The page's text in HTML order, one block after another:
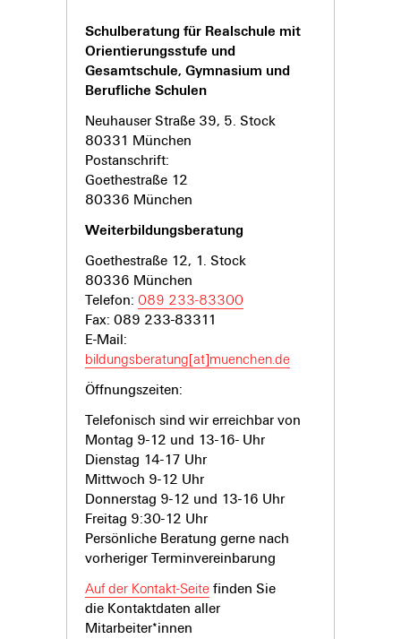
Schulberatung für Realschule mit
Orientierungsstufe und
Gesamtschule, Gymnasium und
Berufliche Schulen
Neuhauser Straße 39, 5. Stock
80331 München
Postanschrift:
Goethestraße 12
80336 München
Weiterbildungsberatung
Goethestraße 12, 1. Stock
80336 München
Telefon: 089 233-83300
Fax: 089 233-83311
E-Mail:
bildungsberatung[at]muenchen.de
Öffnungszeiten:
Telefonisch sind wir erreichbar von
Montag 9-12 und 13-16- Uhr
Dienstag 14-17 Uhr
Mittwoch 9-12 Uhr
Donnerstag 9-12 und 13-16 Uhr
Freitag 9:30-12 Uhr
Persönliche Beratung gerne nach
vorheriger Terminvereinbarung
Auf der Kontakt-Seite finden Sie
die Kontaktdaten aller
Mitarbeiter*innen